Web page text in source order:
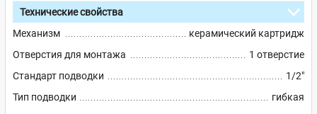
Технические свойства
Механизм
керамический картридж
Отверстия для монтажа
1 отверстие
Стандарт подводки
1/2"
Тип подводки
гибкая